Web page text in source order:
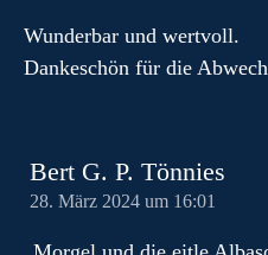
Wunderbar und wertvoll.
Dankeschön für die
Bert G. P. Tönnies
28. März 2024 um 16:01